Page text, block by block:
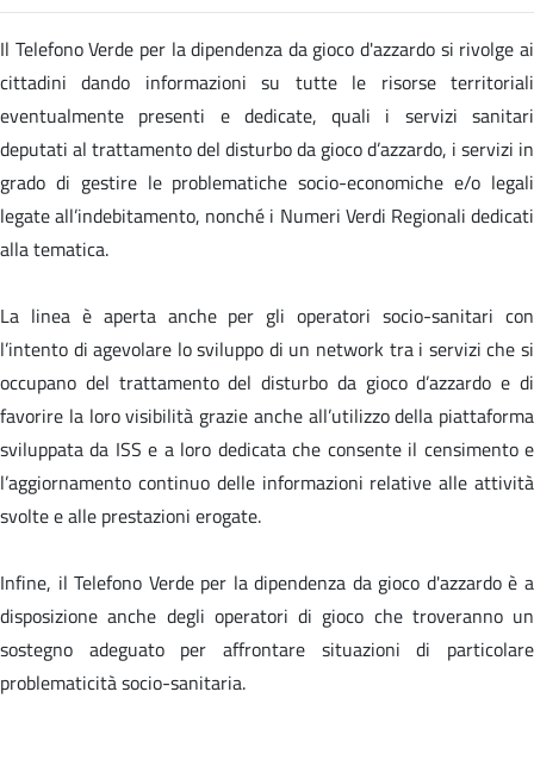
Il Telefono Verde per la dipendenza da gioco d'azzardo si rivolge ai
cittadini dando informazioni su tutte le risorse territoriali
eventualmente presenti e dedicate, quali i servizi sanitari
deputati al trattamento del disturbo da gioco d’azzardo, i servizi in
grado di gestire le problematiche socio-economiche e/o legali
legate all’indebitamento, nonché i Numeri Verdi Regionali dedicati
alla tematica.
La linea è aperta anche per gli operatori socio-sanitari con
l’intento di agevolare lo sviluppo di un network tra i servizi che si
occupano del trattamento del disturbo da gioco d’azzardo e di
favorire la loro visibilità grazie anche all’utilizzo della piattaforma
sviluppata da ISS e a loro dedicata che consente il censimento e
l’aggiornamento continuo delle informazioni relative alle attività
svolte e alle prestazioni erogate.
Infine, il Telefono Verde per la dipendenza da gioco d'azzardo è a
disposizione anche degli operatori di gioco che troveranno un
sostegno adeguato per affrontare situazioni di particolare
problematicità socio-sanitaria.